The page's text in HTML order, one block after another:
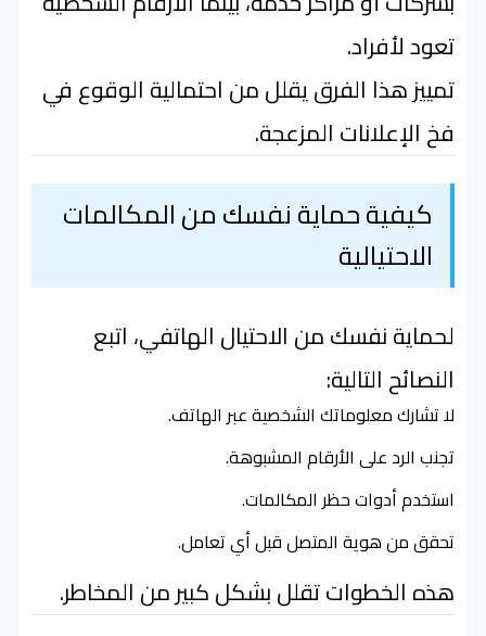
تعود لأفراد.
تمييز هذا الفرق يقلل من احتمالية الوقوع في
فخ الإعلانات المزعجة.
كيفية حماية نفسك من المكالمات
الاحتيالية
لحماية نفسك من الاحتيال الهاتفي، اتبع
النصائح التالية:
لا تشارك معلوماتك الشخصية عبر الهاتف.
تجنب الرد على الأرقام المشبوهة.
استخدم أدوات حظر المكالمات.
تحقق من هوية المتصل قبل أي تعامل.
هذه الخطوات تقلل بشكل كبير من المخاطر.